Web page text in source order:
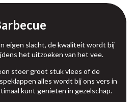
eigen slacht, de kwaliteit wordt bij
het uitzoeken van het vee.
stoer groot stuk vlees of de
alles wordt bij ons vers in
kunt genieten in gezelschap.